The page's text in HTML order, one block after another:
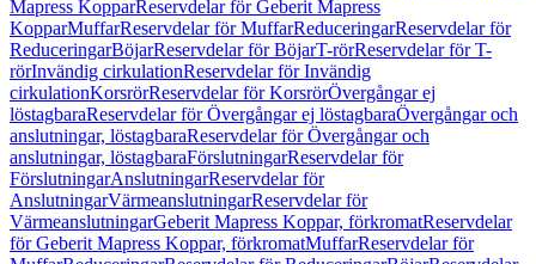
Mapress KopparReservdelar för Geberit Mapress
KopparMuffarReservdelar för MuffarReduceringarReservdelar för
ReduceringarBöjarReservdelar för BöjarT-rörReservdelar för T-
rörInvändig cirkulationReservdelar för Invändig
cirkulationKorsrörReservdelar för KorsrörÖvergångar ej
löstagbaraReservdelar för Övergångar ej löstagbaraÖvergångar och
anslutningar, löstagbaraReservdelar för Övergångar och
anslutningar, löstagbaraFörslutningarReservdelar för
FörslutningarAnslutningarReservdelar för
AnslutningarVärmeanslutningarReservdelar för
VärmeanslutningarGeberit Mapress Koppar, förkromatReservdelar
för Geberit Mapress Koppar, förkromatMuffarReservdelar för